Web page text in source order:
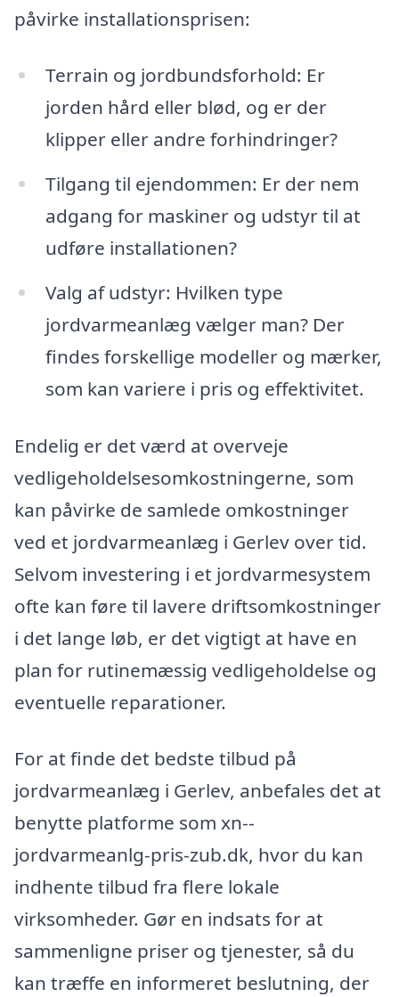
påvirke installationsprisen:
Terrain og jordbundsforhold: Er
jorden hård eller blød, og er der
klipper eller andre forhindringer?
Tilgang til ejendommen: Er der nem
adgang for maskiner og udstyr til at
udføre installationen?
Valg af udstyr: Hvilken type
jordvarmeanlæg vælger man? Der
findes forskellige modeller og mærker,
som kan variere i pris og effektivitet.
Endelig er det værd at overveje
vedligeholdelsesomkostningerne, som
kan påvirke de samlede omkostninger
ved et jordvarmeanlæg i Gerlev over tid.
Selvom investering i et jordvarmesystem
ofte kan føre til lavere driftsomkostninger
i det lange løb, er det vigtigt at have en
plan for rutinemæssig vedligeholdelse og
eventuelle reparationer.
For at finde det bedste tilbud på
jordvarmeanlæg i Gerlev, anbefales det at
benytte platforme som xn--
jordvarmeanlg-pris-zub.dk, hvor du kan
indhente tilbud fra flere lokale
virksomheder. Gør en indsats for at
sammenligne priser og tjenester, så du
kan træffe en informeret beslutning, der